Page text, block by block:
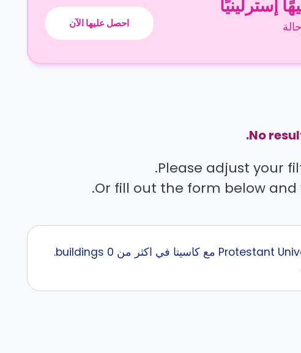
احصل عليها الآن
No
Please adjust your
Or fill out the form below
إبحث عن أفضل سكن طلاب قرب Protestant University of Applied Sciences Berlin مع كاسيتا في اكثر من 0 buildings.